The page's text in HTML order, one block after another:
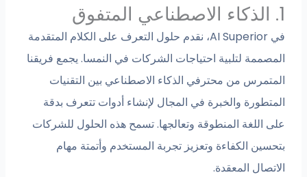
1. الذكاء الاصطناعي المتفوق
في AI Superior، نقدم حلول التعرف على الكلام المتقدمة
المصممة لتلبية احتياجات الشركات في النمسا. يجمع فريقنا
المتمرس من محترفي الذكاء الاصطناعي بين التقنيات
المتطورة والخبرة في المجال لإنشاء أدوات تتعرف بدقة
على اللغة المنطوقة وتعالجها. تسمح هذه الحلول للشركات
بتحسين الكفاءة وتعزيز تجربة المستخدم وأتمتة مهام
الاتصال المعقدة.